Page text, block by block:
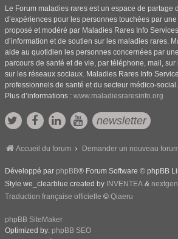
Le Forum maladies rares est un espace de partage
d’expériences pour les personnes touchées par
proposé et modéré par Maladies Rares Info
d’information et de soutien sur les maladies rares.
aide au quotidien les personnes concernées par
parcours de santé et de vie, par téléphone, mail,
sur les réseaux sociaux. Maladies Rares Info
professionnels de santé et du secteur médico-social.
Plus d’informations : www.maladiesraresinfo.org
newsletter
Accueil du forum Demander un nouveau forum
Développé par phpBB® Forum Software © phpBB
Style we_clearblue created by INVENTEA & nextgen
Traduction française officielle © Qiaeru
phpBB SiteMaker
Optimized by: phpBB SEO